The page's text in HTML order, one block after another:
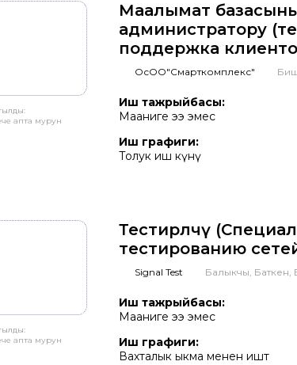
апта мурун
Маалымат
администратору
поддержка
ОсОО"Смарткомплекс"
Иш тажрыйбасы:
Мааниге ээ эмес
Иш графиги:
Толук иш күнү
апта мурун
Тестирлөөчү
тестированию
Signal Test Балыкчы, Баткен,
Иш тажрыйбасы:
Мааниге ээ эмес
Иш графиги:
Вахталык ыкма менен иштөө